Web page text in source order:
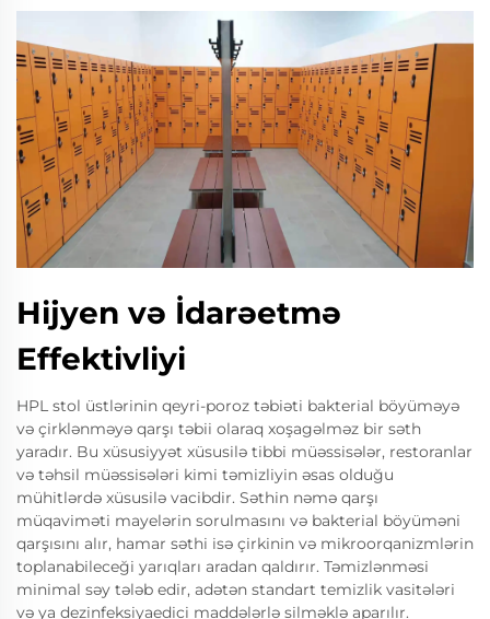
Hijyen və İdarəetmə
Effektivliyi
HPL stol üstlərinin qeyri-poroz təbiəti bakterial böyüməyə
və çirklənməyə qarşı təbii olaraq xoşagəlməz bir səth
yaradır. Bu xüsusiyyət xüsusilə tibbi müəssisələr, restoranlar
və təhsil müəssisələri kimi təmizliyin əsas olduğu
mühitlərdə xüsusilə vacibdir. Səthin nəmə qarşı
müqaviməti mayelərin sorulmasını və bakterial böyüməni
qarşısını alır, hamar səthi isə çirkinin və mikroorqanizmlərin
toplanabileceği yarıqları aradan qaldırır. Təmizlənməsi
minimal səy tələb edir, adətən standart temizlik vasitələri
və ya dezinfeksiyaedici maddələrlə silməklə aparılır.